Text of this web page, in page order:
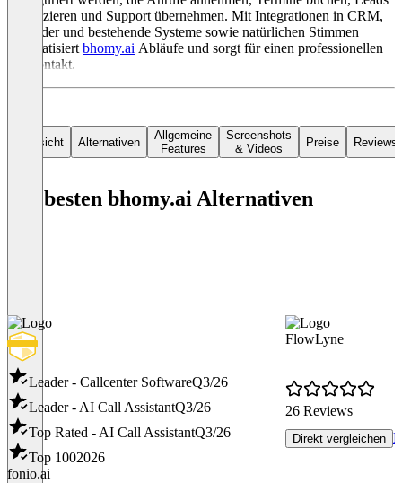
qualifizieren und Support übernehmen. Mit Integrationen in CRM,
Kalender und bestehende Systeme sowie natürlichen Stimmen
automatisiert bhomy.ai Abläufe und sorgt für einen professionellen
Erstkontakt.
Übersicht Alternativen
Allgemeine
Features
Screenshots
& Videos
Preise Reviews
Die besten bhomy.ai Alternativen
Leader - Callcenter SoftwareQ3/26
Leader - AI Call AssistantQ3/26
Top Rated - AI Call AssistantQ3/26
Top 1002026
fonio.ai
FlowLyne
26 Reviews
Direkt vergleichen